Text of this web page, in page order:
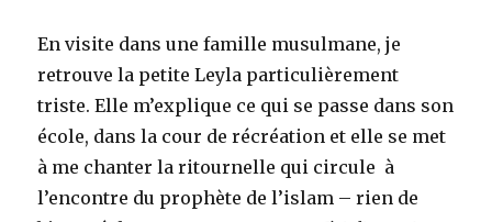
En visite dans une famille musulmane, je
retrouve la petite Leyla particulièrement
triste. Elle m’explique ce qui se passe dans son
école, dans la cour de récréation et elle se met
à me chanter la ritournelle qui circule à
l’encontre du prophète de l’islam – rien de